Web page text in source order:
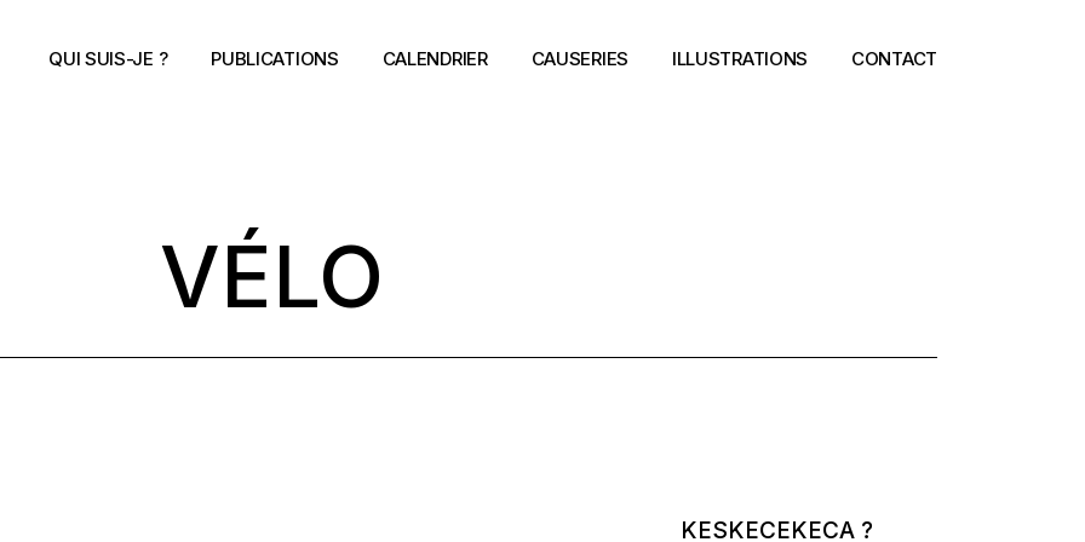
QUI SUIS-JE ? PUBLICATIONS CALENDRIER CAUSERIES ILLUSTRATIONS CONTACT
VÉLO
KESKECEKECA ?